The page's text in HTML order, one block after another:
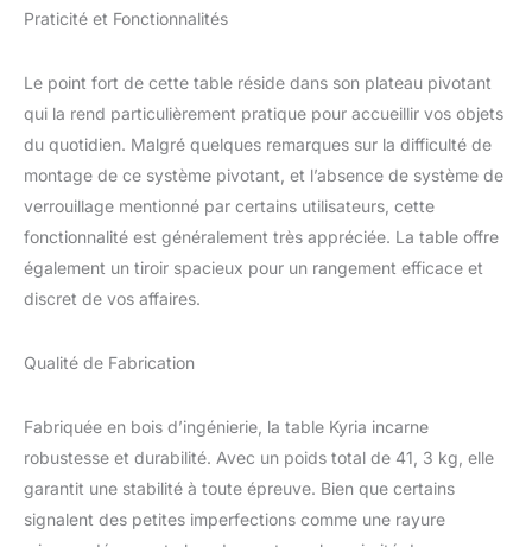
ou objets du quotidien,
afin de garder un espace
de vie propre,
fonctionnel et
parfaitement ordonné.
Fonction pivotante
intégrée offrant une
grande flexibilité d’usage
: ajustez l’ouverture
pratique et modulable.
pour apporter
satisfaction grâce à son
excellent rapport qualité-
Praticité et Fonctionnalités
Le point fort de cette table réside dans son plateau pivotant
qui la rend particulièrement pratique pour accueillir vos objets
du quotidien. Malgré quelques remarques sur la difficulté de
montage de ce système pivotant, et l’absence de système de
verrouillage mentionné par certains utilisateurs, cette
fonctionnalité est généralement très appréciée. La table offre
également un tiroir spacieux pour un rangement efficace et
discret de vos affaires.
Qualité de Fabrication
Fabriquée en bois d’ingénierie, la table Kyria incarne
robustesse et durabilité. Avec un poids total de 41, 3 kg, elle
garantit une stabilité à toute épreuve. Bien que certains
signalent des petites imperfections comme une rayure